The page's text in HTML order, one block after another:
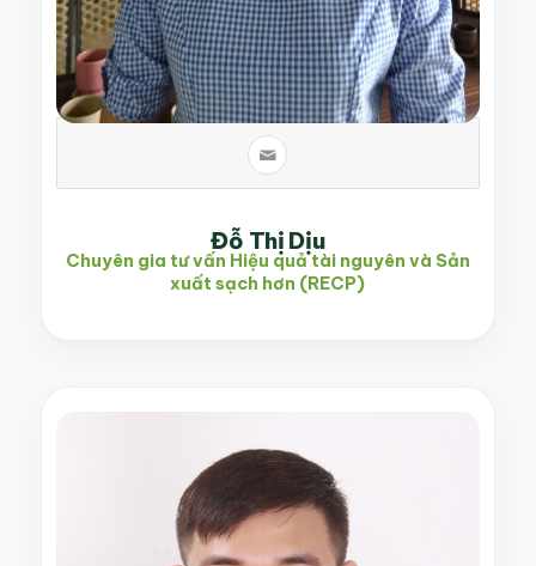
Đỗ Thị Dịu
Chuyên gia tư vấn Hiệu quả tài nguyên và Sản
xuất sạch hơn (RECP)